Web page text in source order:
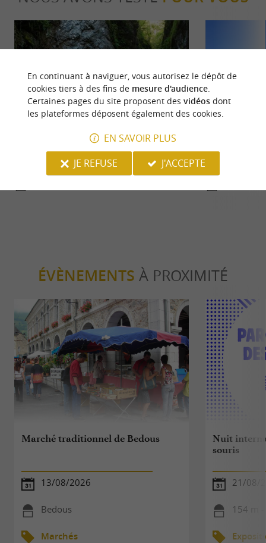
Les Gorges de Kakuetta, une balade
envoûtante au cœur de la foret humide
Incontournable
Le top 5 des
ÉVÈNEMENTS À PROXIMITÉ
Marché traditionnel de Bedous
13/08/2026
Bedous
Marchés
Nuit
souris
21/08/
154 m
En continuant à naviguer, vous autorisez le dépôt de
cookies tiers à des fins de mesure d'audience.
Certaines pages du site proposent des vidéosdont
les plateformes déposent également des cookies.
EN SAVOIR PLUS
JE REFUSE
J'ACCEPTE